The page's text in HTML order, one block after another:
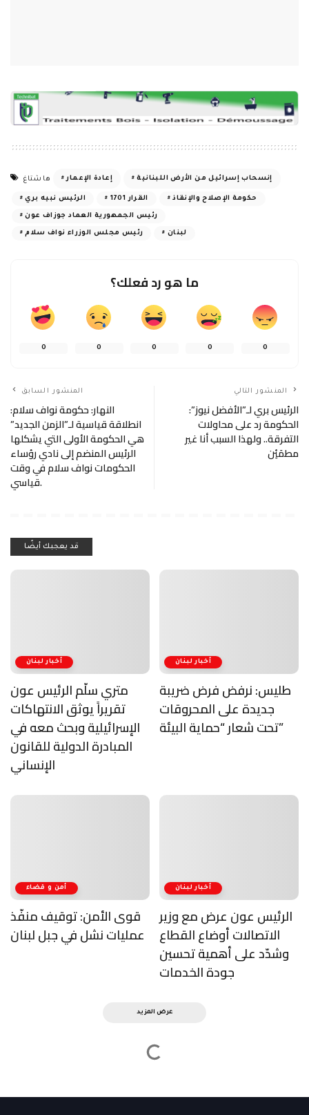
هاشتاغ إعادة الإعمار إنسحاب إسرائيل من الأرض اللبنانية
الرئيس نبيه بري القرار 1701 حكومة الإصلاح والإنقاذ
رئيس الجمهورية العماد جوزاف عون
رئيس مجلس الوزراء نواف سلام لبنان
ما هو رد فعلك؟
0 0 0 0 0
المنشور السابق
النهار: حكومة نواف سلام:
انطلاقة قياسية لـ”الزمن الجديد”
هي الحكومة الأولى التي يشكلها
الرئيس المنضم إلى نادي رؤساء
الحكومات نواف سلام في وقت
قياسي.
المنشور التالي
الرئيس بري لـ”الأفضل نيوز”:
الحكومة رد على محاولات
التفرقة.. ولهذا السبب أنا غير
مطمَئِن
قد يعجبك أيضًا
أخبار لبنان
متري سلّم الرئيس عون
تقريراً يوثق الانتهاكات
الإسرائيلية وبحث معه في
المبادرة الدولية للقانون
الإنساني
أخبار لبنان
طليس: نرفض فرض ضريبة
جديدة على المحروقات
تحت شعار “حماية البيئة”
أمن و قضاء
قوى الأمن: توقيف منفّذ
عمليات نشل في جبل لبنان
أخبار لبنان
الرئيس عون عرض مع وزير
الاتصالات أوضاع القطاع
وشدّد على أهمية تحسين
جودة الخدمات
عرض المزيد